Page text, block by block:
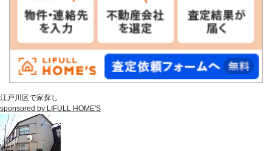
江戸川区で家探し
sponsored by LIFULL HOME'S